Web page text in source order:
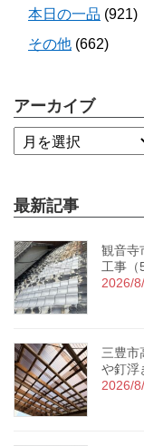
本日の一品 (921)
その他 (662)
アーカイブ
最新記事
観音寺
工事（
2026/
三豊市
や釘浮
2026/